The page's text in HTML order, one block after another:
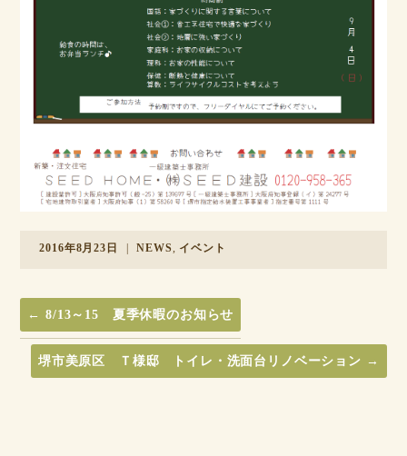
2016年8月23日 NEWS, イベント
← 8/13～15 夏季休暇のお知らせ
堺市美原区 Ｔ様邸 トイレ・洗面台リノベーション →